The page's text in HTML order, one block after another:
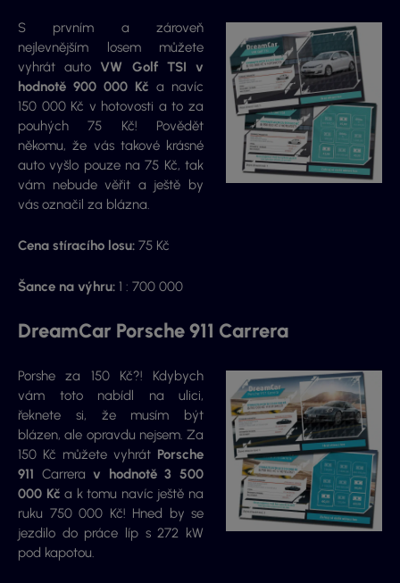
S prvním a zároveň
nejlevnějším losem můžete
vyhrát auto VW Golf TSI
v
hodnotě 900 000 Kč a navíc
150 000 Kč v hotovosti a to za
pouhých 75 Kč! Povědět
někomu, že vás takové krásné
auto vyšlo pouze na 75 Kč, tak
vám nebude věřit a ještě by
vás označil za blázna.
Cena stíracího losu: 75 Kč
Šance na výhru: 1 : 700 000
DreamCar Porsche 911 Carrera
Porshe za 150 Kč?! Kdybych
vám toto nabídl na ulici,
řeknete si, že musím být
blázen, ale opravdu nejsem. Za
150 Kč můžete vyhrát Porsche
911 Carrerav hodnotě 3 500
000 Kč a k tomu navíc ještě na
ruku 750 000 Kč! Hned by se
jezdilo do práce líp s 272 kW
pod kapotou.